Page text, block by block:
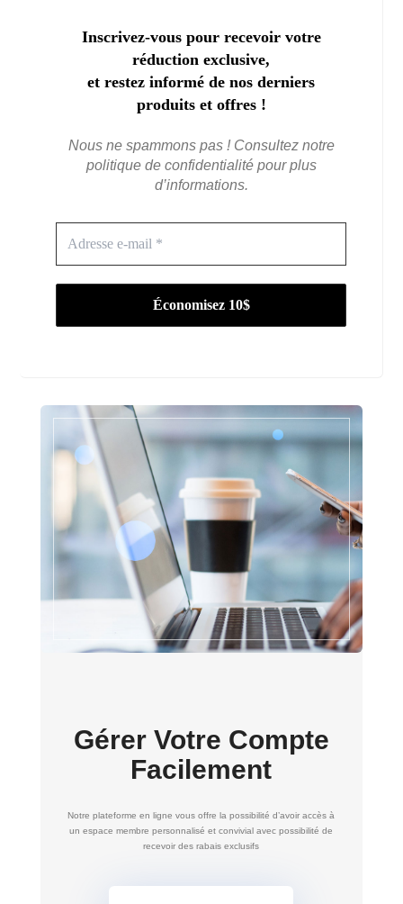
Inscrivez-vous pour recevoir votre
réduction exclusive,
et restez informé de nos derniers
produits et offres !
Nous ne spammons pas ! Consultez notre
politique de confidentialitépour plus
d’informations.
Gérer Votre Compte
Facilement
Notre plateforme en ligne vous offre la possibilité d’avoir accès à
un espace membre personnalisé et convivial avec possibilité de
recevoir des rabais exclusifs